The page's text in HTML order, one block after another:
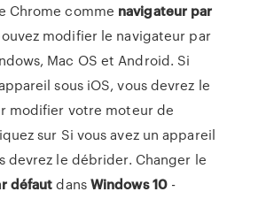
Chrome comme navigateur par
modifier le navigateur par
Mac OS et Android. Si
sous iOS, vous devrez le
modifier votre moteur de
sur Si vous avez un appareil
devrez le débrider. Changer le
défautdansWindows 10 -